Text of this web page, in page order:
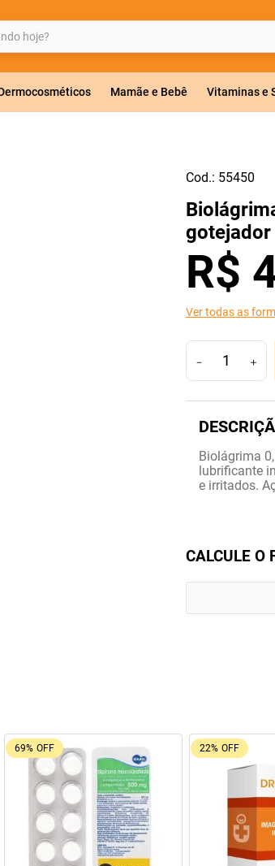
hoje?
Mamãe e Bebê Vitaminas e
Cod.: 55450
R$
Ver todas as
＋
－
Biolágrima
lubrificante
e irritados.
CALCULE O
9% OFF
Oferta do Mês
55% OFF